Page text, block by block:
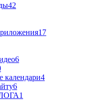
42
17
6
календари4
6
1